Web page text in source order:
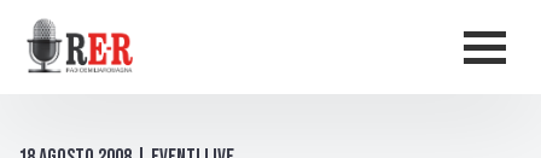
Salta al contenuto principale